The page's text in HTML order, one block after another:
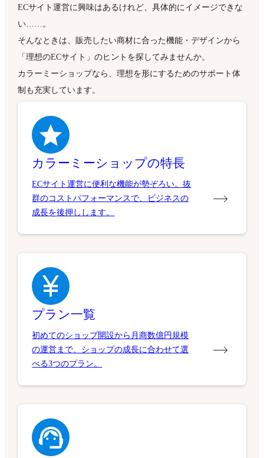
ECサイト運営に興味はあるけれど、具体的にイメージできな
い……。
そんなときは、販売したい商材に合った機能・デザインから
「理想のECサイト」のヒントを探してみませんか。
カラーミーショップなら、理想を形にするためのサポート体
制も充実しています。
カラーミーショップの特長
ECサイト運営に便利な機能が勢ぞろい。抜
群のコストパフォーマンスで、ビジネスの
成長を後押しします。
プラン一覧
初めてのショップ開設から月商数億円規模
の運営まで、ショップの成長に合わせて選
べる3つのプラン。